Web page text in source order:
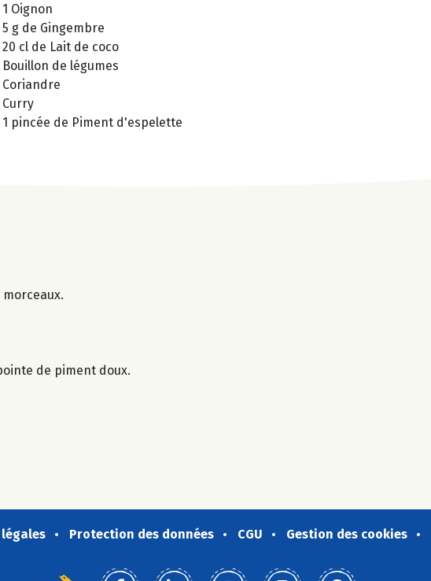
1 Oignon
5 g de Gingembre
20 cl de Lait de coco
Bouillon de légumes
Coriandre
Curry
1 pincée de Piment d'espelette
de piment doux.
Protection des données CGU Gestion des cookies